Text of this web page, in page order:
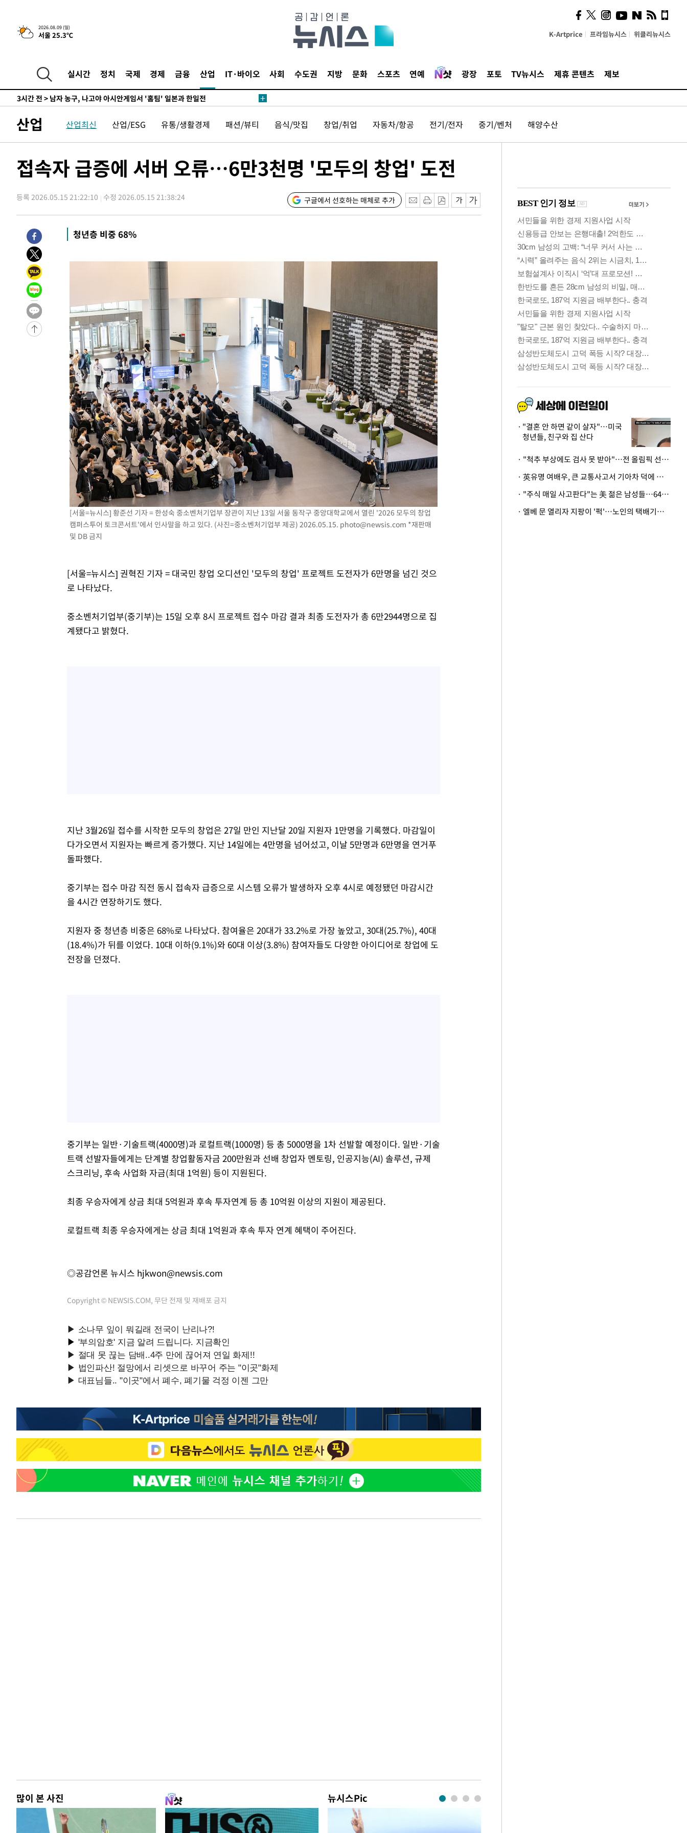
2026.08.09 (일)
서울 25.3℃ K-Artprice 프라임뉴시스 위클리뉴시스
실시간 정치 국제 경제 금융 산업 IT·바이오 사회 수도권 지방 문화 스포츠 연예 광장 포토 TV뉴시스 제휴 콘텐츠 제보
-1120초 전 >온열질환 사망자 3명 늘어…누적 환자 3000명 돌파
1시간 전 >강릉에 시간당 81.4㎜ 물폭탄…도로 잠기고 담벼락 붕괴
3시간 전 >선재도서 해루질 나섰다 실종 60대, 닷새 만에 숨진 채 발견
남자 농구, 나고야 아시안게임서 '홈팀' 일본과 한일전
3시간 전 > 여수 오동도 해상서 모터보트 전복…1명 사망·1명 실종
날씨]
5시간 전 >
축구협회 "압수수색·성접대 논란 사과…쇄신의 기회로 삼겠다"
6시간 전 >[속보]'압수수색·성접대 논란' 축구협회 "실망과 걱정 안겨드려 죄송"
11시간 전 >[속보]뉴욕증시 상승 마감…S&P 0.6% 나스닥 1.3%↑
-10661초 전 >[속보]與최고위원 제주·인천 순회경선…박선원·최민희·서미화·
-10614초 전 >[속보]김민석, 與 전대 당원투표 누적 득표율 45.42%로 1위… 정
-9896초 전 >
[속보]與 대표 경선 제주·인천 당원투표…金 47.75%·鄭 42.08%·
宋 10.17%
-9430초 전 >
이강인 "아틀레티코 이적 기뻐…등번호 7번 의미보단 팀 위해 뛸 것"
-9365초 전 >
-3139초 전 >
낮 최고 35도 '무더위'…동해안 시간당 30㎜ '강한 비'[내일날씨]
-2409초 전 >
[속보]이강인 "감독님이 원하는 마음 느꼈고, 많은 트로피 원해 아틀
레티코 이적"
-2191초 전 >
수도권 40도 육박 '펄펄'…동해안 일부 지역엔 호의주의보
-1160초 전 >
온열질환 사망자 3명 늘어…누적 환자 3000명 돌파
1시간 전 >
강릉에 시간당 81.4㎜ 물폭탄…도로 잠기고 담벼락 붕괴
백운산서 80년근 천종산삼 9뿌리 발견…감정가 1.3억원
선재도서 해루질 나섰다 실종 60대, 닷새 만에 숨진 채 발견
남자 농구, 나고야 아시안게임서 '홈팀' 일본과 한일전
여수 오동도 해상서 모터보트 전복…1명 사망·1명 실종
극한폭염 한풀 꺾이지만…'낮 최고 35도' 무더위, 열대야 계속[다음주
축구협회 "압수수색·성접대 논란 사과…쇄신의 기회로 삼겠다"
[속보]'압수수색·성접대 논란' 축구협회 "실망과 걱정 안겨드려 죄송"
'최고 37도' 폭염 지속…강원동해안 최대 150㎜ 비
[속보]뉴욕증시 상승 마감…S&P 0.6% 나스닥 1.3%↑
산업 산업최신 산업/ESG 유통/생활경제 패션/뷰티 음식/맛집 창업/취업 자동차/항공 전기/전자 중기/벤처 해양수산
접속자 급증에 서버 오류…6만3천명 '모두의 창업' 도전
등록 2026.05.15 21:22:10 수정 2026.05.15 21:38:24 구글에서 선호하는 매체로 추가
청년층 비중 68%
[서울=뉴시스] 황준선 기자 = 한성숙 중소벤처기업부 장관이 지난 13일 서울 동작구 중앙대학교에서 열린 '2026 모두의 창업
캠퍼스투어 토크콘서트'에서 인사말을 하고 있다. (사진=중소벤처기업부 제공) 2026.05.15. photo@newsis.com *재판매
및 DB 금지
[서울=뉴시스] 권혁진 기자 = 대국민 창업 오디션인 '모두의 창업' 프로젝트 도전자가 6만명을 넘긴 것으
로 나타났다.
중소벤처기업부(중기부)는 15일 오후 8시 프로젝트 접수 마감 결과 최종 도전자가 총 6만2944명으로 집
계됐다고 밝혔다.
지난 3월26일 접수를 시작한 모두의 창업은 27일 만인 지난달 20일 지원자 1만명을 기록했다. 마감일이
다가오면서 지원자는 빠르게 증가했다. 지난 14일에는 4만명을 넘어섰고, 이날 5만명과 6만명을 연거푸
돌파했다.
중기부는 접수 마감 직전 동시 접속자 급증으로 시스템 오류가 발생하자 오후 4시로 예정됐던 마감시간
을 4시간 연장하기도 했다.
지원자 중 청년층 비중은 68%로 나타났다. 참여율은 20대가 33.2%로 가장 높았고, 30대(25.7%), 40대
(18.4%)가 뒤를 이었다. 10대 이하(9.1%)와 60대 이상(3.8%) 참여자들도 다양한 아이디어로 창업에 도
전장을 던졌다.
중기부는 일반·기술트랙(4000명)과 로컬트랙(1000명) 등 총 5000명을 1차 선발할 예정이다. 일반·기술
트랙 선발자들에게는 단계별 창업활동자금 200만원과 선배 창업자 멘토링, 인공지능(AI) 솔루션, 규제
스크리닝, 후속 사업화 자금(최대 1억원) 등이 지원된다.
최종 우승자에게 상금 최대 5억원과 후속 투자연계 등 총 10억원 이상의 지원이 제공된다.
로컬트랙 최종 우승자에게는 상금 최대 1억원과 후속 투자 연계 혜택이 주어진다.
◎공감언론 뉴시스 hjkwon@newsis.com
Copyright © NEWSIS.COM, 무단 전재 및 재배포 금지
많이 본 사진 뉴시스Pic
사이 해답 찾았죠"…알을
깨고 나온 '초자아'
"결혼 안 하면 같이 살자"…미국
청년들, 친구와 집 산다
· "척추 부상에도 검사 못 받아"…전 올림픽 선수, 美봅슬레이협회 상대 소송
· 英유명 여배우, 큰 교통사고서 기아차 덕에 살았다
· "주식 매일 사고판다"는 美 젊은 남성들…64%가 "나는 인생의 패배자“
· 엘베 문 열리자 지팡이 '퍽'…노인의 택배기사 폭행 이유